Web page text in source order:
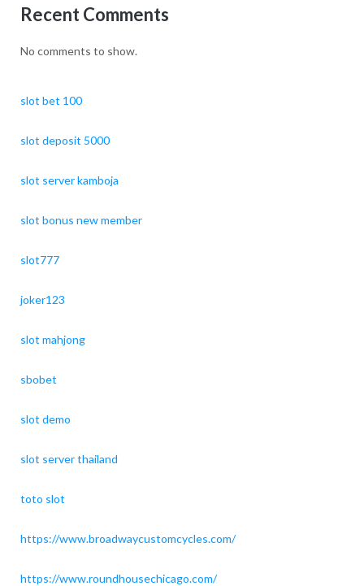
Recent Comments
No comments to show.
slot bet 100
slot deposit 5000
slot server kamboja
slot bonus new member
slot777
joker123
slot mahjong
sbobet
slot demo
slot server thailand
toto slot
https://www.broadwaycustomcycles.com/
https://www.roundhousechicago.com/